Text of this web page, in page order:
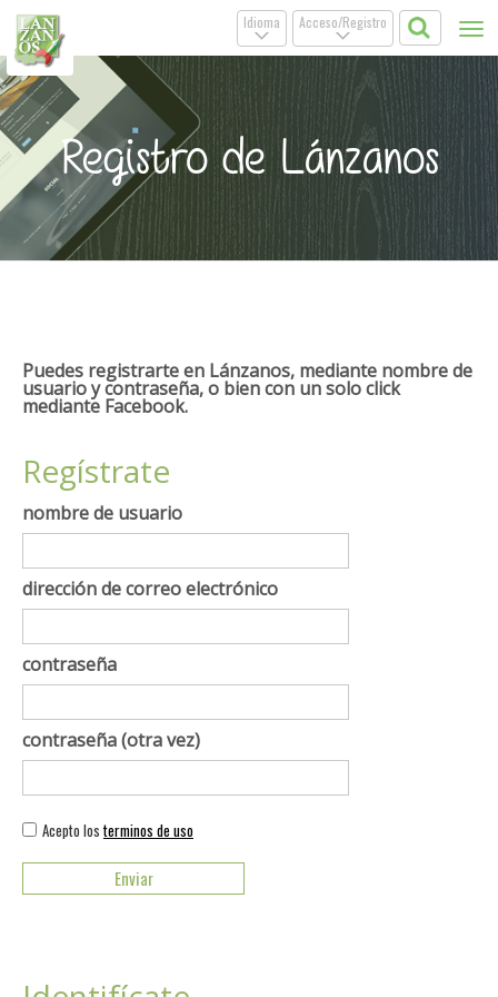
Acceso/Registro
.
Idioma
.
Registro de Lánzanos
Puedes registrarte en Lánzanos, mediante nombre de
usuario y contraseña, o bien con un solo click
mediante Facebook.
Regístrate
nombre de usuario
dirección de correo electrónico
contraseña
contraseña (otra vez)
Acepto los terminos de uso